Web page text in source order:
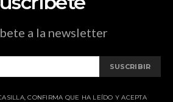
a la newsletter
SUSCRIBIR
CONFIRMA QUE HA LEÍDO Y ACEPTA